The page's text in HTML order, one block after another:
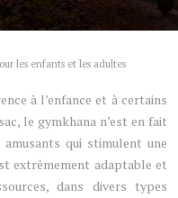
les enfants et les adultes
à l’enfance et à certains
le gymkhana n’est en fait
qui stimulent une
extrêmement adaptable et
dans divers types